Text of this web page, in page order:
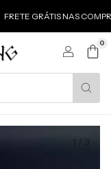
FRETE GRÁTIS NAS
0
1 / 3